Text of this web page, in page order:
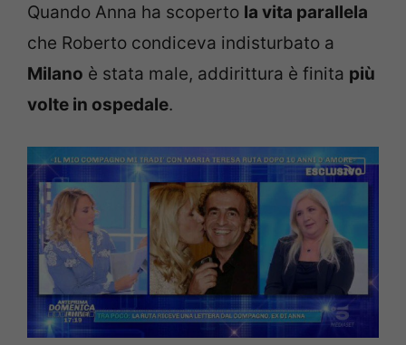
Quando Anna ha scoperto la vita parallela
che Roberto condiceva indisturbato a
Milano è stata male, addirittura è finita più
volte in ospedale.